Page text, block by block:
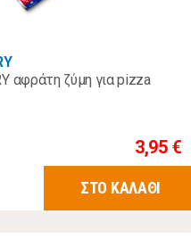
αφράτη ζύμη για pizza
3,95 €
ΣΤΟ ΚΑΛΑΘΙ